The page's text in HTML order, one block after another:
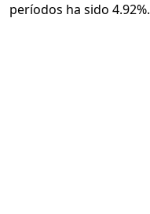
períodos ha sido 4.92%.